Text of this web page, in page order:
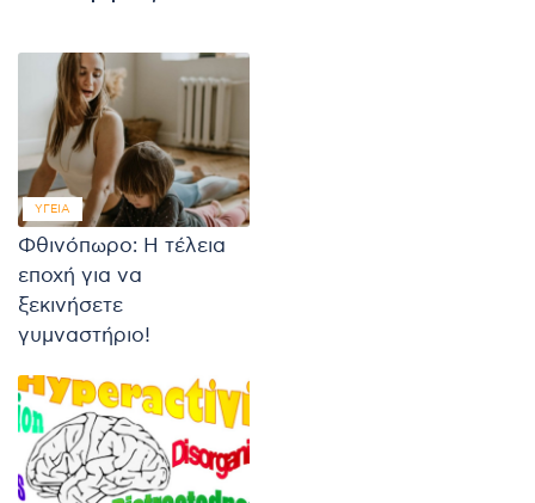
ΥΓΕΊΑ
Φθινόπωρο: Η τέλεια
εποχή για να
ξεκινήσετε
γυμναστήριο!